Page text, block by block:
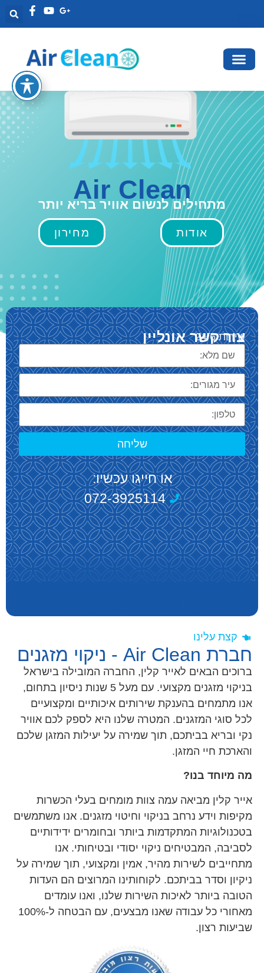
Air Clean
מתחילים לנשום אוויר בריא יותר
אודות מחירון
שירות 24/6
צור קשר אונליין
שליחה
או חייגו עכשיו:
072-3925114
קצת עלינו
חברת Air Clean - ניקוי מזגנים
ברוכים הבאים לאייר קלין, החברה המובילה בישראל
בניקוי מזגנים מקצועי. עם מעל 5 שנות ניסיון בתחום,
אנו מתמחים בהענקת שירותים איכותיים ומקצועיים
לכל סוגי המזגנים. המטרה שלנו היא לספק לכם אוויר
נקי ובריא בביתכם, תוך שמירה על יעילות המזגן שלכם
והארכת חיי המזגן.
מה מיוחד בנו?
אייר קלין מביאה עמה צוות מומחים בעלי הכשרות
מקיפות וידע נרחב בניקוי וחיטוי מזגנים. אנו משתמשים
בטכנולוגיות המתקדמות ביותר ובחומרים ידידותיים
לסביבה, המבטיחים ניקוי יסודי ובטיחותי. אנו
מתחייבים לשירות מהיר, אמין ומקצועי, תוך שמירה על
ניקיון וסדר בביתכם. לקוחותינו המרוצים הם העדות
הטובה ביותר לאיכות השירות שלנו, ואנו עומדים
מאחורי כל עבודה שאנו מבצעים, עם הבטחה ל-100%
שביעות רצון.